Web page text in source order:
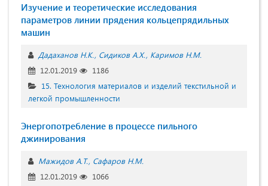
Изучение и теоретические исследования
параметров линии прядения кольцепрядильных
машин
Дадаханов Н.К. Сидиков А.Х. Каримов Н.М.
12.01.2019
1186
15. Технология материалов и изделий текстильной и
легкой промышленности
Энергопотребление в процессе пильного
джинирования
Мажидов А.Т. Сафаров Н.М.
12.01.2019
1066